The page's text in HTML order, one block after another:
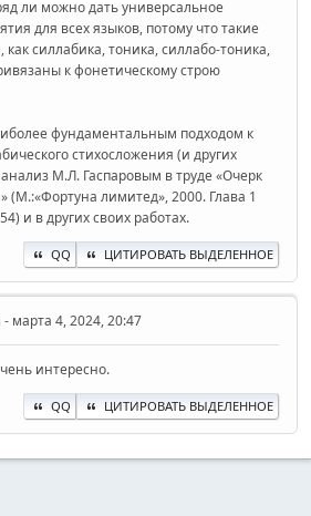
ли можно дать универсальное
для всех языков, потому что такие
как силлабика, тоника, силлабо-тоника,
к фонетическому строю
фундаментальным подходом к
стихосложения (и других
М.Л. Гаспаровым в труде «Очерк
(М.:«Фортуна лимитед», 2000. Глава 1
и в других своих работах.
QQ ЦИТИРОВАТЬ ВЫДЕЛЕННОЕ
- марта 4, 2024, 20:47
интересно.
QQ ЦИТИРОВАТЬ ВЫДЕЛЕННОЕ